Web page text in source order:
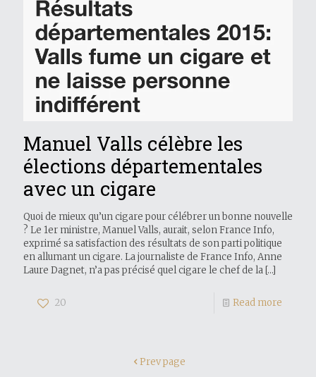
Manuel Valls célèbre les
élections départementales
avec un cigare
Quoi de mieux qu’un cigare pour célébrer un bonne nouvelle
? Le 1er ministre, Manuel Valls, aurait, selon France Info,
exprimé sa satisfaction des résultats de son parti politique
en allumant un cigare. La journaliste de France Info, Anne
Laure Dagnet, n’a pas précisé quel cigare le chef de la […]
20 Read more
Prev page